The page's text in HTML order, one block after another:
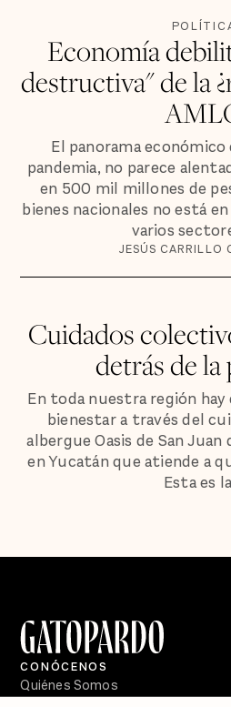
Economía
destructiva" de la
El panorama
pandemia, no parece
en 500 mil millones de
bienes nacionales no está
varios
JESÚS CARRILLO
Cuidados
detrás de
En toda nuestra región hay
bienestar a través del
albergue Oasis de San
en Yucatán que atiende a
Esta es
CONÓCENOS
Quiénes Somos